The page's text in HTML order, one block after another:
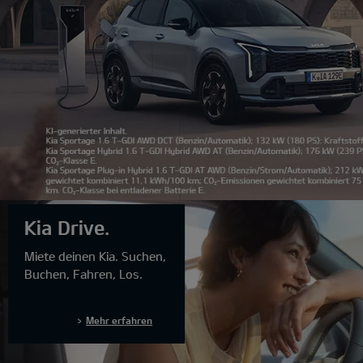
Kia Drive.
Miete deinen Kia. Suchen,
Buchen, Fahren, Los.
Mehr erfahren